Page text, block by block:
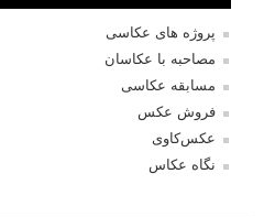
پروژه های عکاسی
مصاحبه با عکاسان
مسابقه عکاسی
فروش عکس
عکس‌کاوی
نگاه عکاس